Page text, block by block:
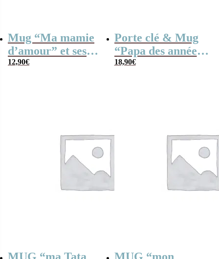
Mug “Ma mamie
d’amour” et ses
guimauves coeurs
12,90€
Porte clé & Mug
“Papa des années
90” rempli de
18,90€
MUG “ma Tata MUG “mon